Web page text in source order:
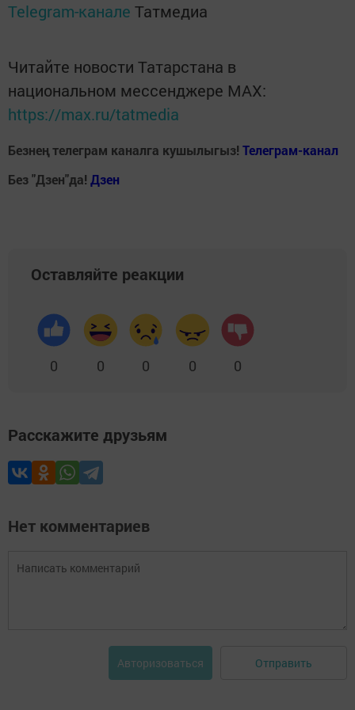
Telegram-канале Татмедиа
Читайте новости Татарстана в
национальном мессенджере MАХ:
https://max.ru/tatmedia
Безнең телеграм каналга кушылыгыз! Телеграм-канал
Без "Дзен"да! Дзен
Оставляйте реакции
0 0 0 0 0
Расскажите друзьям
Нет комментариев
Авторизоваться Отправить